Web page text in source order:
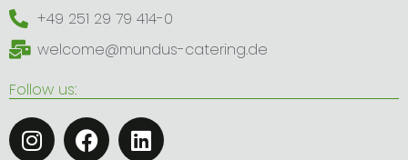
+49 251 29 79 414-0
welcome@mundus-catering.de
Follow us:
I
n
F
a
L
i